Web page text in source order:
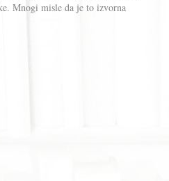
Mnogi misle da je to izvorna